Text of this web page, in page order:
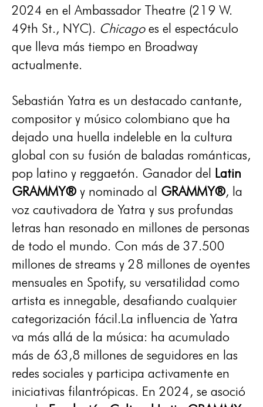
2024 en el Ambassador Theatre (219 W.
49th St., NYC). Chicagoes el espectáculo
que lleva más tiempo en Broadway
actualmente.
Sebastián Yatra es un destacado cantante,
compositor y músico colombiano que ha
dejado una huella indeleble en la cultura
global con su fusión de baladas románticas,
pop latino y reggaetón. Ganador del Latin
GRAMMY® y nominado al GRAMMY®, la
voz cautivadora de Yatra y sus profundas
letras han resonado en millones de personas
de todo el mundo. Con más de 37.500
millones de streams y 28 millones de oyentes
mensuales en Spotify, su versatilidad como
artista es innegable, desafiando cualquier
categorización fácil.La influencia de Yatra
va más allá de la música: ha acumulado
más de 63,8 millones de seguidores en las
redes sociales y participa activamente en
iniciativas filantrópicas. En 2024, se asoció